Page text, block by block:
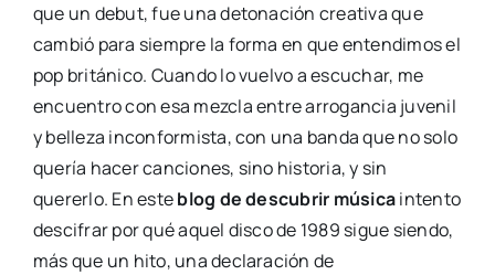
que un debut, fue una detonación creativa que
cambió para siempre la forma en que entendimos el
pop británico. Cuando lo vuelvo a escuchar, me
encuentro con esa mezcla entre arrogancia juvenil
y belleza inconformista, con una banda que no solo
quería hacer canciones, sino historia, y sin
quererlo. En esteblog de descubrir músicaintento
descifrar por qué aquel disco de 1989 sigue siendo,
más que un hito, una declaración de